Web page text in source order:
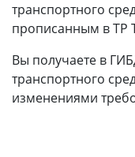
транспортного
прописанным в ТР
Вы получаете в
транспортного
изменениями